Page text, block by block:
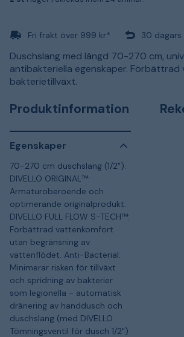
Fri frakt över 999 kr* 30
Duschslang med längd 70-270 cm,
antibakteriella egenskaper.
bakterietillväxt.
Produktinformation
Egenskaper
70-270 cm duschslang (1/2").
DIVELLO ORIGINAL™:
Armaturoberoende och
optimerande originalprodukt.
DIVELLO FULL FLOW S-TECH™:
Förbättrad vattenkomfort
utan begränsning av
vattenflödet. Anti-Bacterial:
Minimerar risken för tillväxt
och spridning av bakterier
som legionella - automatisk
dränering av handdusch och
duschslang (med DIVELLO
Tömningsventil för dusch 1/2")